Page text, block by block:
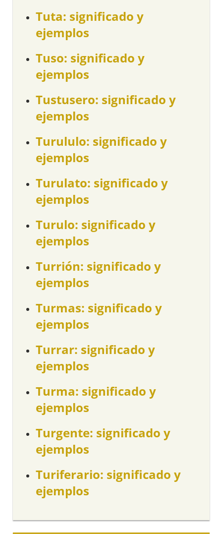
Tuta: significado y
ejemplos
Tuso: significado y
ejemplos
Tustusero: significado y
ejemplos
Turululo: significado y
ejemplos
Turulato: significado y
ejemplos
Turulo: significado y
ejemplos
Turrión: significado y
ejemplos
Turmas: significado y
ejemplos
Turrar: significado y
ejemplos
Turma: significado y
ejemplos
Turgente: significado y
ejemplos
Turiferario: significado y
ejemplos